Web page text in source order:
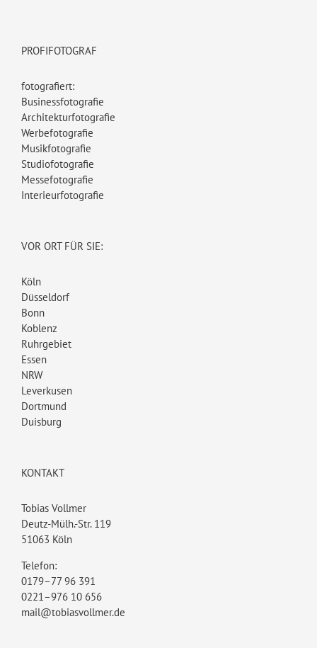
PROFIFOTOGRAF
fotografiert:
Businessfotografie
Architekturfotografie
Werbefotografie
Musikfotografie
Studiofotografie
Messefotografie
Interieurfotografie
VOR ORT FÜR SIE:
Köln
Düsseldorf
Bonn
Koblenz
Ruhrgebiet
Essen
NRW
Leverkusen
Dortmund
Duisburg
KONTAKT
Tobias Vollmer
Deutz-Mülh.-Str. 119
51063 Köln
Telefon:
0179–77 96 391
0221–976 10 656
mail@tobiasvollmer.de